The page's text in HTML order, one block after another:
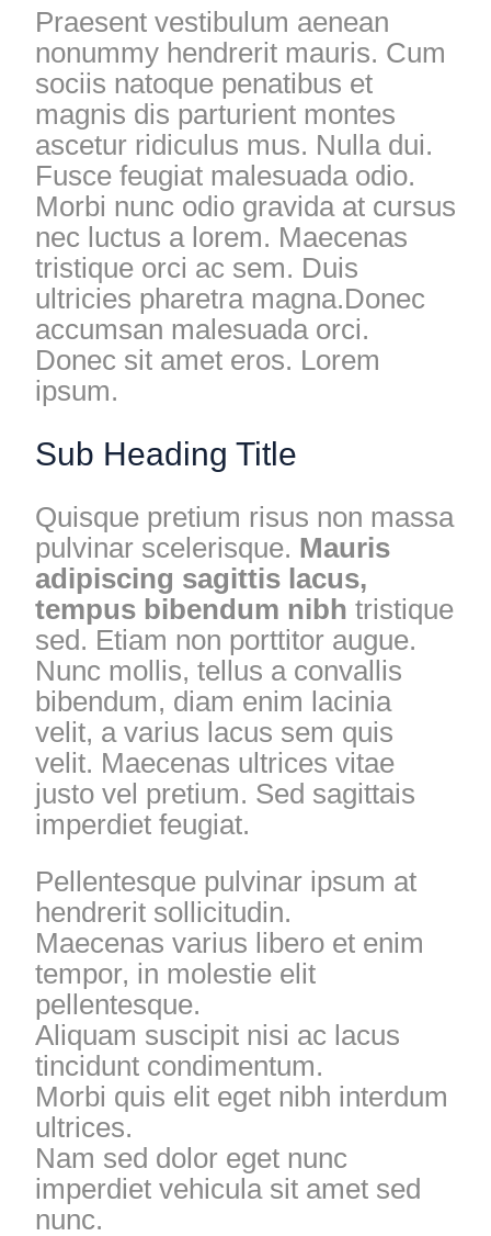
Praesent vestibulum aenean
nonummy hendrerit mauris. Cum
sociis natoque penatibus et
magnis dis parturient montes
ascetur ridiculus mus. Nulla dui.
Fusce feugiat malesuada odio.
Morbi nunc odio gravida at cursus
nec luctus a lorem. Maecenas
tristique orci ac sem. Duis
ultricies pharetra magna.Donec
accumsan malesuada orci.
Donec sit amet eros. Lorem
ipsum.
Sub Heading Title
Quisque pretium risus non massa
pulvinar scelerisque. Mauris
adipiscing sagittis lacus,
tempus bibendum nibh tristique
sed. Etiam non porttitor augue.
Nunc mollis, tellus a convallis
bibendum, diam enim lacinia
velit, a varius lacus sem quis
velit. Maecenas ultrices vitae
justo vel pretium. Sed sagittais
imperdiet feugiat.
Pellentesque pulvinar ipsum at
hendrerit sollicitudin.
Maecenas varius libero et enim
tempor, in molestie elit
pellentesque.
Aliquam suscipit nisi ac lacus
tincidunt condimentum.
Morbi quis elit eget nibh interdum
ultrices.
Nam sed dolor eget nunc
imperdiet vehicula sit amet sed
nunc.